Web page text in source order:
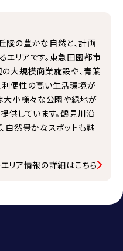
陵の豊かな自然と、計画
リアです。東急田園都市
大規模商業施設や、青葉
利便性の高い生活環境が
大小様々な公園や緑地が
供しています。鶴見川沿
自然豊かなスポットも魅
リア情報の詳細はこちら